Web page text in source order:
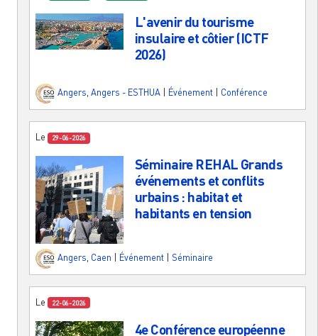
L'avenir du tourisme
insulaire et côtier (ICTF
2026)
Angers, Angers - ESTHUA Événement Conférence
Le 29-06-2026
Séminaire REHAL Grands
événements et conflits
urbains : habitat et
habitants en tension
Angers Caen Événement Séminaire
Le 22-06-2026
4e Conférence européenne